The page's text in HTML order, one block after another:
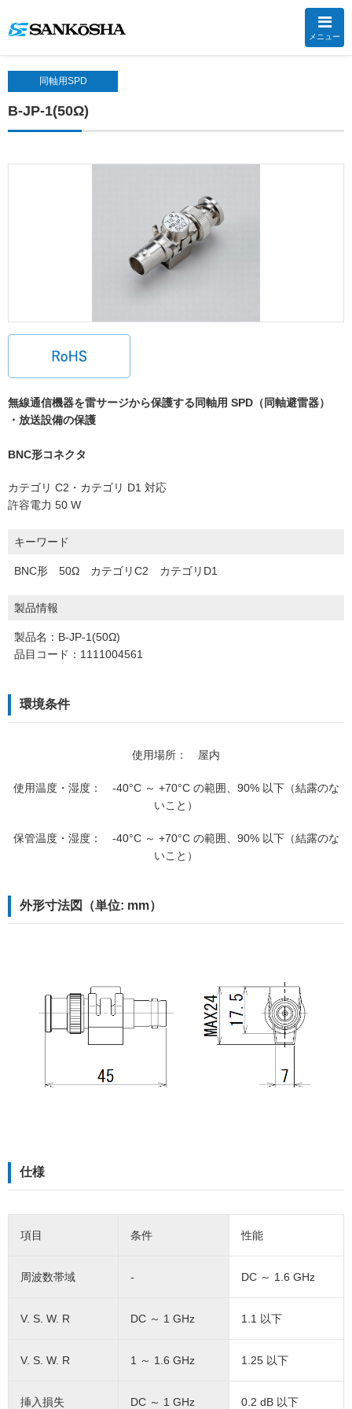
メニュー
同軸用SPD
B-JP-1(50Ω)
無線通信機器を雷サージから保護する同軸用 SPD（同軸避雷器）
・放送設備の保護
BNC形コネクタ
カテゴリ C2・カテゴリ D1 対応
許容電力 50 W
キーワード
BNC形 50Ω カテゴリC2 カテゴリD1
製品情報
製品名：B-JP-1(50Ω)
品目コード：1111004561
環境条件
使用場所： 屋内
使用温度・湿度： -40°C ～ +70°C の範囲、90% 以下（結露のな
いこと）
保管温度・湿度： -40°C ～ +70°C の範囲、90% 以下（結露のな
いこと）
外形寸法図（単位: mm）
仕様
項目 条件 性能
周波数帯域 - DC ～ 1.6 GHz
V. S. W. R DC ～ 1 GHz 1.1 以下
V. S. W. R 1 ～ 1.6 GHz 1.25 以下
挿入損失 DC ～ 1 GHz 0.2 dB 以下